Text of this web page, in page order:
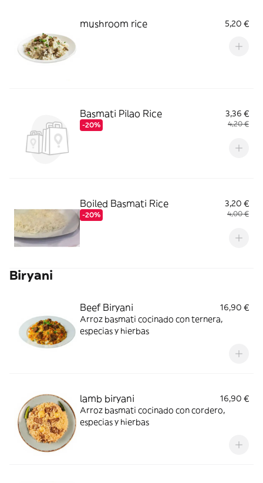
mushroom rice 5,20 €
Basmati Pilao Rice
-20%
3,36 €
4,20 €
Boiled Basmati Rice
-20%
3,20 €
4,00 €
Biryani
Beef Biryani
16,90 €
Arroz basmati cocinado con ternera,
especias y hierbas
lamb biryani
16,90 €
Arroz basmati cocinado con cordero,
especias y hierbas